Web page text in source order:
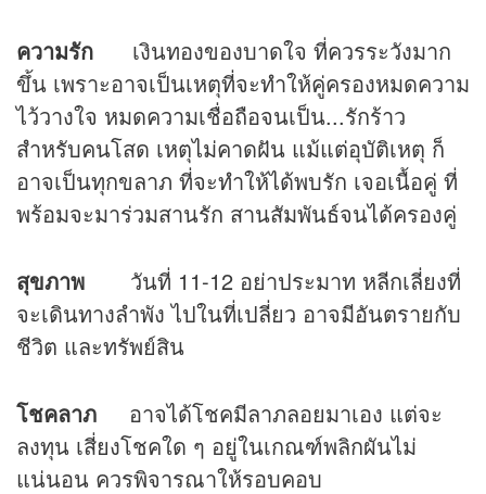
ความรัก เงินทองของบาดใจ ที่ควรระวังมาก
ขึ้น เพราะอาจเป็นเหตุที่จะทำให้คู่ครองหมดความ
ไว้วางใจ หมดความเชื่อถือจนเป็น...รักร้าว
สำหรับคนโสด เหตุไม่คาดฝัน แม้แต่อุบัติเหตุ ก็
อาจเป็นทุกขลาภ ที่จะทำให้ได้พบรัก เจอเนื้อคู่ ที่
พร้อมจะมาร่วมสานรัก สานสัมพันธ์จนได้ครองคู่
สุขภาพ วันที่ 11-12 อย่าประมาท หลีกเลี่ยงที่
จะเดินทางลำพัง ไปในที่เปลี่ยว อาจมีอันตรายกับ
ชีวิต และทรัพย์สิน
โชคลาภ อาจได้โชคมีลาภลอยมาเอง แต่จะ
ลงทุน เสี่ยงโชคใด ๆ อยู่ในเกณฑ์พลิกผันไม่
แน่นอน ควรพิจารณาให้รอบคอบ